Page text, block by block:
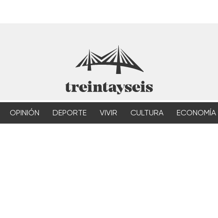
OPINIÓN DEPORTE VIVIR CULTURA ECONOMÍA